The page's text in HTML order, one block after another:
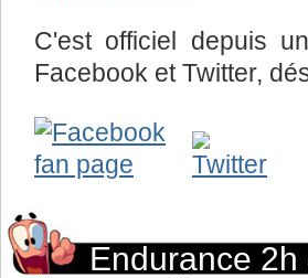
C'est officiel depuis
Facebook et Twitter,
Endurance